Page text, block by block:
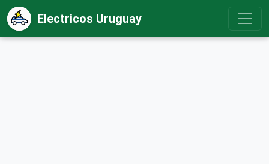
Electricos Uruguay